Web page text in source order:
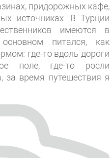
придорожных кафе,
источниках. В Турции
имеются в
питался, как
где-то вдоль дороги
поле, где-то росли
за время путешествия я